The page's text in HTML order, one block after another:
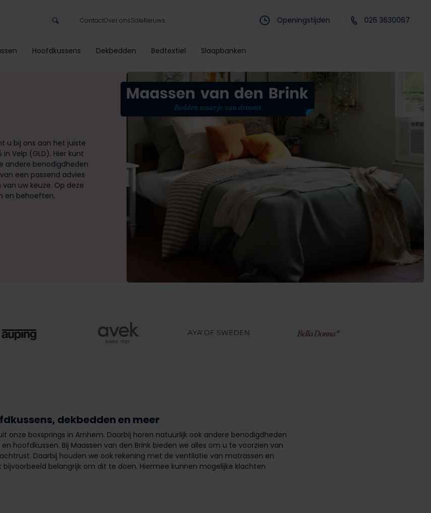
ContactOver onsSaleNieuws Openingstijden 026 3630067
Hoofdkussens Dekbedden Bedtextiel Slaapbanken
u bij ons aan het juiste
Velp (GLD). Hier kunt
andere benodigdheden
een passend advies
uw keuze. Op deze
en behoeften.
dekbedden en meer
onze boxsprings in Arnhem. Daarbij horen natuurlijk ook andere benodigdheden
hoofdkussen. Bij Maassen van den Brink bieden we alles om u te voorzien van
Daarbij houden we ook rekening met de ventilatie van matrassen en
bijvoorbeeld belangrijk om dit te doen. Hiermee kunnen mogelijke klachten